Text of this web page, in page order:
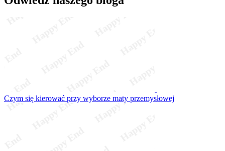
Czym się kierować przy wyborze maty przemysłowej